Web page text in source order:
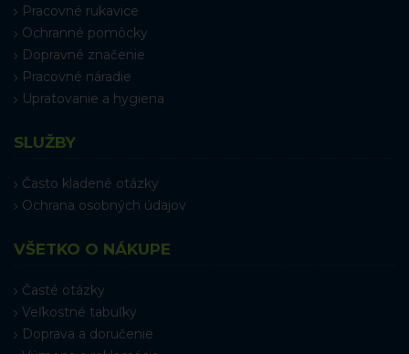
Pracovné rukavice
Ochranné pomôcky
Dopravné značenie
Pracovné náradie
Upratovanie a hygiena
SLUŽBY
Často kladené otázky
Ochrana osobných údajov
VŠETKO O NÁKUPE
Časté otázky
Veľkostné tabuľky
Doprava a doručenie